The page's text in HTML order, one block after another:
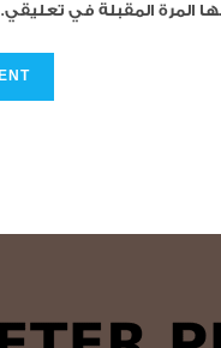
المرة المقبلة في تعليقي.